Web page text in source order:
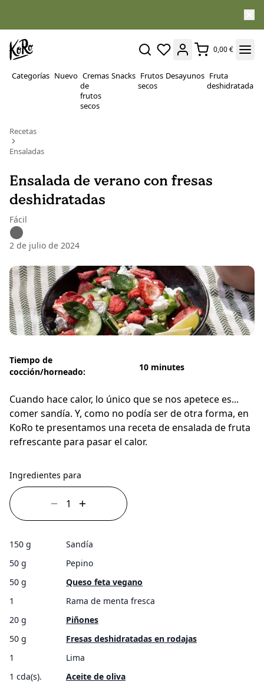
0,00 €
Categorías Nuevo Cremas
de
frutos
secos
Snacks Frutos
secos
Desayunos Fruta
deshidratada
Recetas
Ensaladas
Ensalada de verano con fresas
deshidratadas
Fácil
2 de julio de 2024
Tiempo de
cocción/horneado:
10 minutes
Cuando hace calor, lo único que se nos apetece es...
comer sandía. Y, como no podía ser de otra forma, en
KoRo te presentamos una receta de ensalada de fruta
refrescante para pasar el calor.
Ingredientes para
150 g
Sandía
50 g
Pepino
50 g
Queso feta vegano
1
Rama de menta fresca
20 g
Piñones
50 g
Fresas deshidratadas en rodajas
1
Lima
1 cda(s).
Aceite de oliva